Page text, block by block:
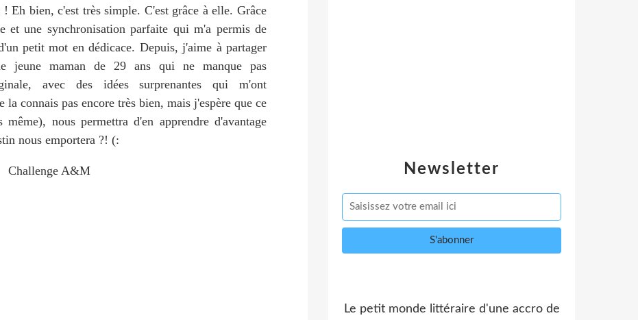
Eh bien, c'est très simple. C'est grâce à elle. Grâce
et une synchronisation parfaite qui m'a permis de
petit mot en dédicace. Depuis, j'aime à partager
jeune maman de 29 ans qui ne manque pas
avec des idées surprenantes qui m'ont
connais pas encore très bien, mais j'espère que ce
nous permettra d'en apprendre d'avantage
nous emportera ?! (:
Newsletter
Le petit monde littéraire d'une accro de